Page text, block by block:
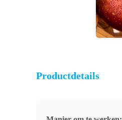
Productdetails